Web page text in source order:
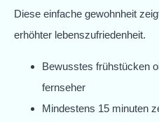
Diese einfache gewohnheit
erhöhter lebenszufriedenheit.
Bewusstes frühstücken
fernseher
Mindestens 15 minuten